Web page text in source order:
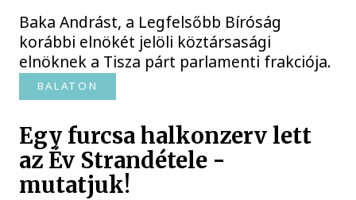
Baka Andrást, a Legfelsőbb Bíróság
korábbi elnökét jelöli köztársasági
elnöknek a Tisza párt parlamenti frakciója.
BALATON
Egy furcsa halkonzerv lett
az Év Strandétele -
mutatjuk!